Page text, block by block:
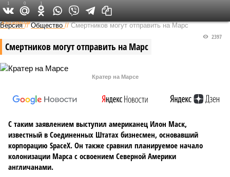
Федеральный выпуск
Версия //Общество //Смертников могут отправить на Марс
Смертников могут отправить на Марс
2397
Кратер на Марсе
С таким заявлением выступил американец Илон Маск,
известный в Соединенных Штатах бизнесмен, основавший
корпорацию SpaceX. Он также сравнил планируемое начало
колонизации Марса с освоением Северной Америки
англичанами.
1 0 1